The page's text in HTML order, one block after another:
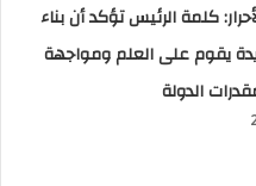
كلمة الرئيس تؤكد أن بناء
يقوم على العلم ومواجهة
الدولة